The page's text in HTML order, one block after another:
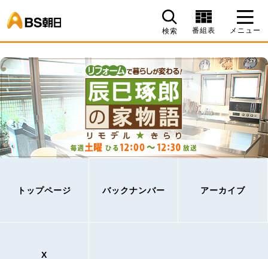
検索 番組表 メニュー
トップページ バックナンバー アーカイブ
X